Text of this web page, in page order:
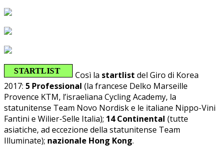
Così la startlist del Giro di Korea
2017: 5 Professional (la francese Delko Marseille
Provence KTM, l’israeliana Cycling Academy, la
statunitense Team Novo Nordisk e le italiane Nippo-Vini
Fantini e Wilier-Selle Italia); 14 Continental (tutte
asiatiche, ad eccezione della statunitense Team
Illuminate); nazionale Hong Kong.